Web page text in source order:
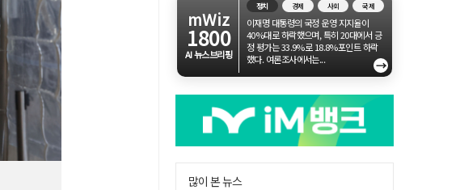
mWiz
1800
AI 뉴스브리핑
정치 경제 사회 국제
이재명 대통령의 국정 운영 지지율이
40%대로 하락했으며, 특히 20대에서 긍
정 평가는 33.9%로 18.8%포인트 하락
했다. 여론조사에서는...
→
많이 본 뉴스